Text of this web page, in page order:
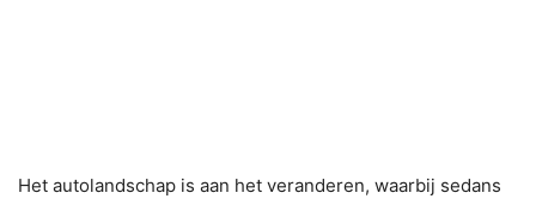
Het autolandschap is aan het veranderen, waarbij sedans